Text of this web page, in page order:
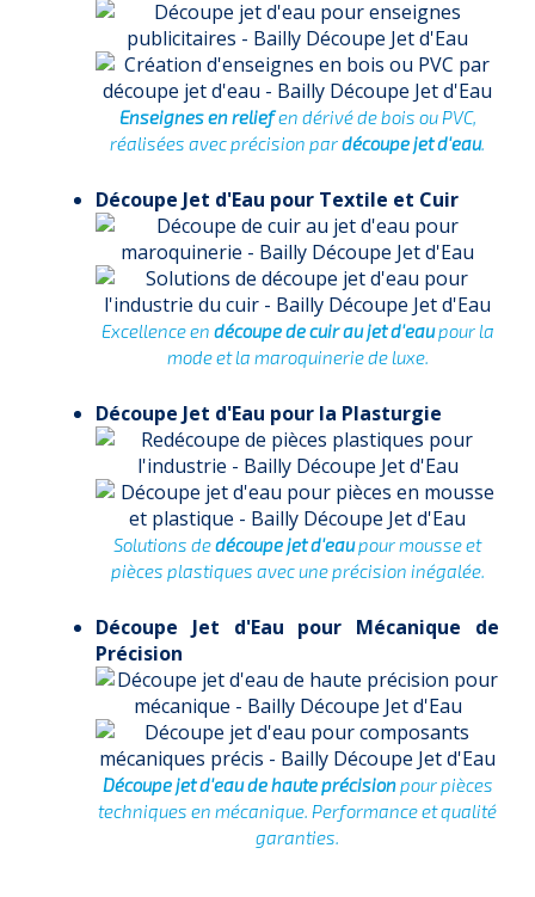
Enseignes en reliefen dérivé de bois ou PVC,
réalisées avec précision pardécoupe jet d'eau.
Découpe Jet d'Eau pour Textile et Cuir
Excellence en découpe de cuir au jet d'eaupour la
mode et la maroquinerie de luxe.
Découpe Jet d'Eau pour la Plasturgie
Solutions dedécoupe jet d'eaupour mousse et
pièces plastiques avec une précision inégalée.
Découpe Jet d'Eau pour Mécanique de
Précision
Découpe jet d'eau de haute précisionpour pièces
techniques en mécanique. Performance et qualité
garanties.